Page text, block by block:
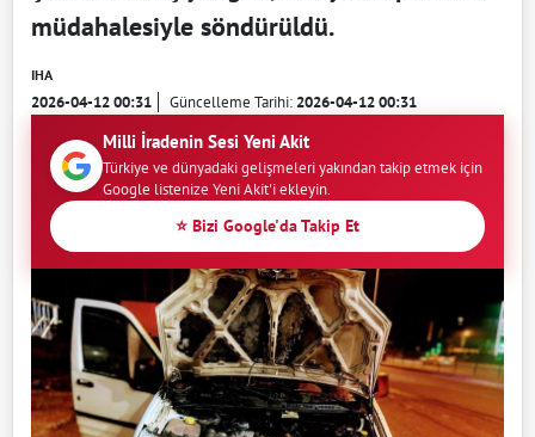
müdahalesiyle söndürüldü.
IHA
2026-04-12 00:31 Güncelleme Tarihi:2026-04-12 00:31
Milli İradenin Sesi Yeni Akit
Türkiye ve dünyadaki gelişmeleri yakından takip etmek için
Google listenize Yeni Akit'i ekleyin.
⭐ Bizi Google'da Takip Et